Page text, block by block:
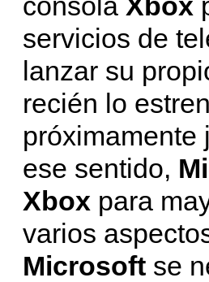
servicios de
lanzar su
recién lo
próximamente
ese sentido,
Xbox para
varios
Microsoft se